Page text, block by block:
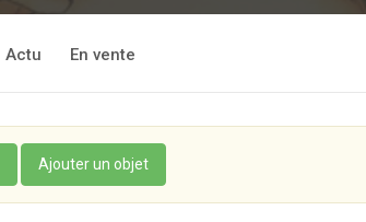
Actu En vente
Ajouter un objet